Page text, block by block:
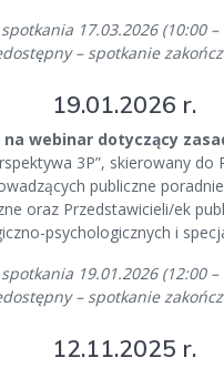
spotkania 17.03.2026 (10:00 –
– spotkanie
19.01.2026 r.
na webinar dotyczący
3P”, skierowany do
publiczne
oraz Przedstawicieli/ek
psychologicznych i
spotkania 19.01.2026 (12:00 –
– spotkanie
12.11.2025 r.